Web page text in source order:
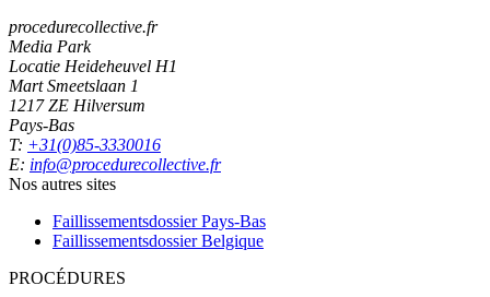
procedurecollective.fr
Media Park
Locatie Heideheuvel H1
Mart Smeetslaan 1
1217 ZE Hilversum
Pays-Bas
T: +31(0)85-3330016
E: info@procedurecollective.fr
Nos autres sites
Faillissementsdossier Pays-Bas
Faillissementsdossier Belgique
PROCÉDURES